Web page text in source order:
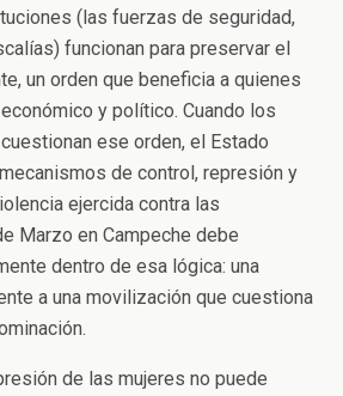
(las fuerzas de seguridad,
funcionan para preservar el
un orden que beneficia a quienes
y político. Cuando los
ese orden, el Estado
de control, represión y
ejercida contra las
Marzo en Campeche debe
dentro de esa lógica: una
a una movilización que cuestiona
de las mujeres no puede